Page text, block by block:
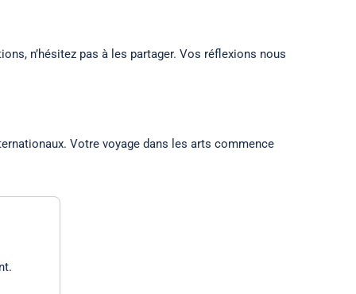
n’hésitez pas à les partager. Vos réflexions nous
Votre voyage dans les arts commence